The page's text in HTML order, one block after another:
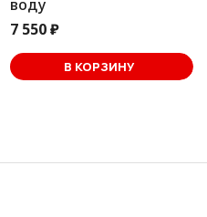
воду
7 550 ₽
В КОРЗИНУ